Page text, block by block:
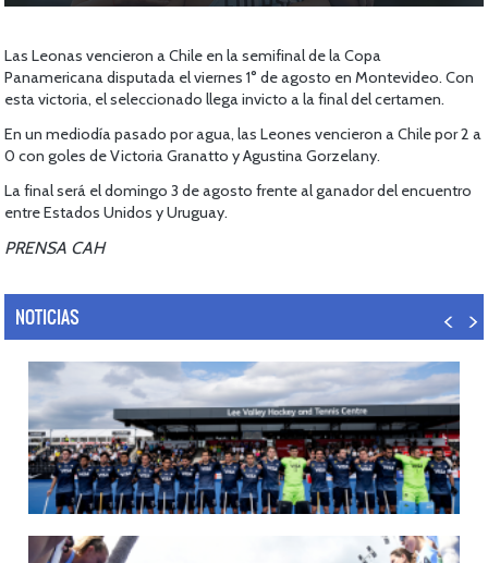
Las Leonas vencieron a Chile en la semifinal de la Copa
Panamericana disputada el viernes 1° de agosto en Montevideo. Con
esta victoria, el seleccionado llega invicto a la final del certamen.
En un mediodía pasado por agua, las Leones vencieron a Chile por 2 a
0 con goles de Victoria Granatto y Agustina Gorzelany.
La final será el domingo 3 de agosto frente al ganador del encuentro
entre Estados Unidos y Uruguay.
PRENSA CAH
NOTICIAS
14/07/2026
MUNDIAL 2026: LOS LEONES CONVOCADOS POR LUCAS REY